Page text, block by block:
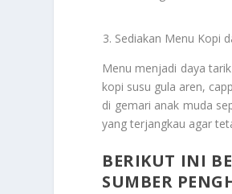
Sediakan Menu Kopi
Menu menjadi daya
kopi susu gula aren,
di gemari anak muda
yang terjangkau agar
BERIKUT INI
SUMBER